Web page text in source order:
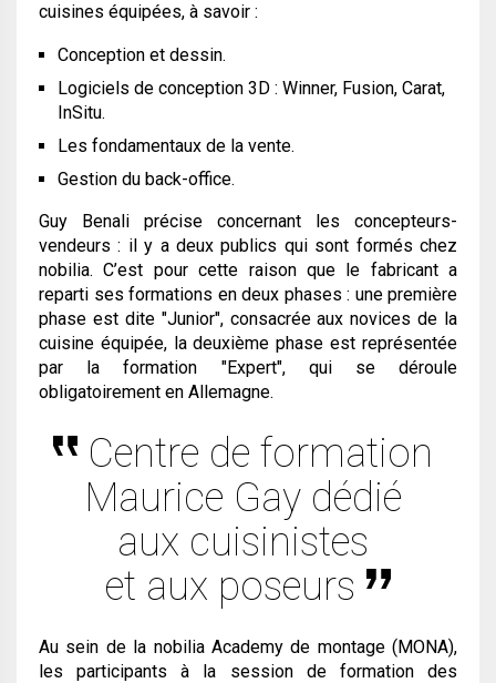
cuisines équipées, à savoir :
Conception et dessin.
Logiciels de conception 3D : Winner, Fusion, Carat,
InSitu.
Les fondamentaux de la vente.
Gestion du back-office.
Guy Benali précise concernant les concepteurs-
vendeurs : il y a deux publics qui sont formés chez
nobilia. C’est pour cette raison que le fabricant a
reparti ses formations en deux phases : une première
phase est dite "Junior", consacrée aux novices de la
cuisine équipée, la deuxième phase est représentée
par la formation "Expert", qui se déroule
obligatoirement en Allemagne.
Centre de formation
Maurice Gay dédié
aux cuisinistes
et aux poseurs
Au sein de la nobilia Academy de montage (MONA),
les participants à la session de formation des